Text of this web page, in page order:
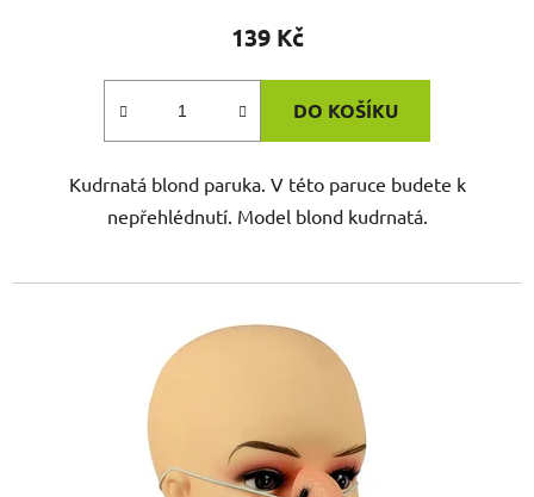
139 Kč
DO KOŠÍKU
Kudrnatá blond paruka. V této paruce budete k
nepřehlédnutí. Model blond kudrnatá.